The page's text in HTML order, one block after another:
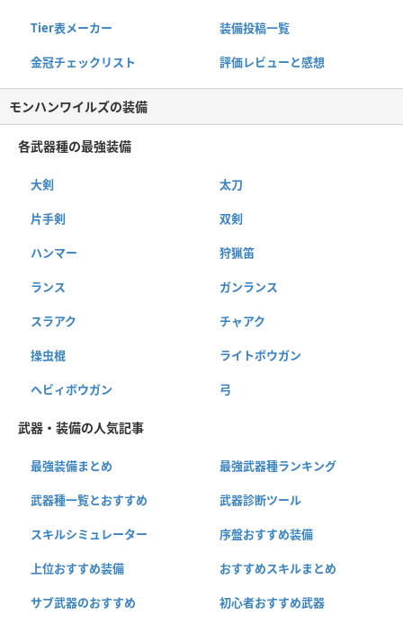
Tier表メーカー 装備投稿一覧
金冠チェックリスト 評価レビューと感想
モンハンワイルズの装備
各武器種の最強装備
大剣 太刀
片手剣 双剣
ハンマー 狩猟笛
ランス ガンランス
スラアク チャアク
操虫棍 ライトボウガン
ヘビィボウガン 弓
武器・装備の人気記事
最強装備まとめ 最強武器種ランキング
武器種一覧とおすすめ 武器診断ツール
スキルシミュレーター 序盤おすすめ装備
上位おすすめ装備 おすすめスキルまとめ
サブ武器のおすすめ 初心者おすすめ武器